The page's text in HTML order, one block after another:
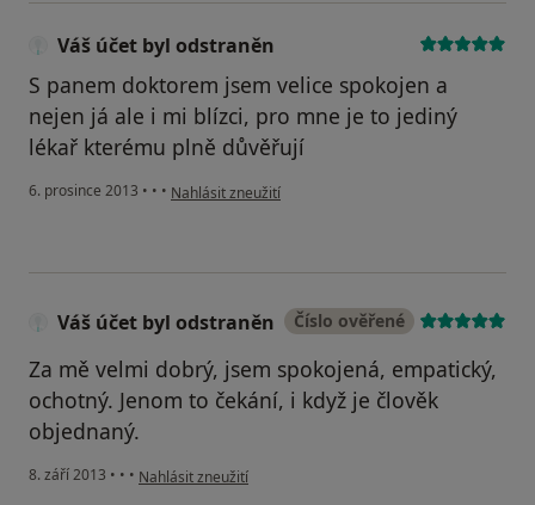
Váš účet byl odstraněn
S panem doktorem jsem velice spokojen a
nejen já ale i mi blízci, pro mne je to jediný
lékař kterému plně důvěřují
6. prosince 2013 • • • podle názoru uživatele Váš účet byl odstraněn
Nahlásit zneužití
Váš účet byl odstraněn Číslo ověřené
Za mě velmi dobrý, jsem spokojená, empatický,
ochotný. Jenom to čekání, i když je člověk
objednaný.
8. září 2013 • • • podle názoru uživatele Váš účet byl odstraněn
Nahlásit zneužití